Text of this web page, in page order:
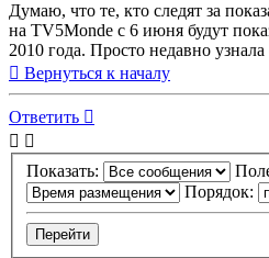
Думаю, что те, кто следят за
на TV5Monde с 6 июня будут
2010 года. Просто недавно
Вернуться к началу
Ответить
Показать:
Порядок: